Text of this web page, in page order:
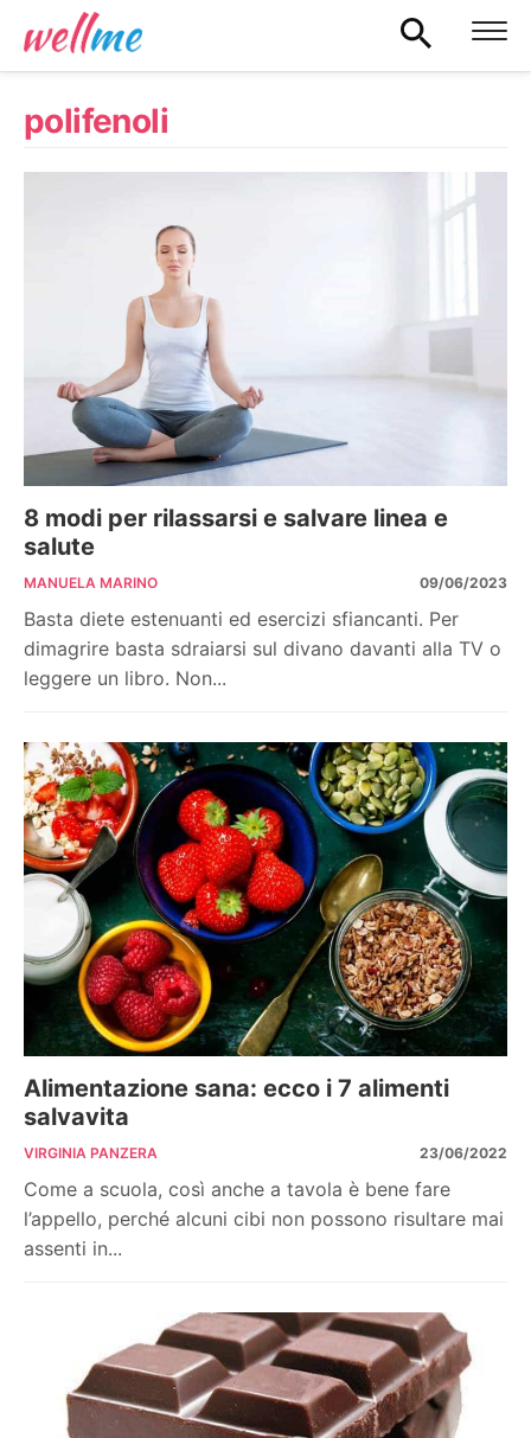
polifenoli
8 modi per rilassarsi e salvare linea e
salute
MANUELA MARINO 09/06/2023
Basta diete estenuanti ed esercizi sfiancanti. Per
dimagrire basta sdraiarsi sul divano davanti alla TV o
leggere un libro. Non...
Alimentazione sana: ecco i 7 alimenti
salvavita
VIRGINIA PANZERA 23/06/2022
Come a scuola, così anche a tavola è bene fare
l’appello, perché alcuni cibi non possono risultare mai
assenti in...